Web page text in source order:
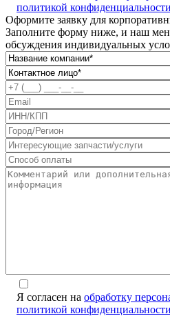
политикой конфиденциальности
Оформите заявку для
Заполните форму ниже, и наш
обсуждения индивидуальных
Я согласен на обработку
политикой конфиденциальности